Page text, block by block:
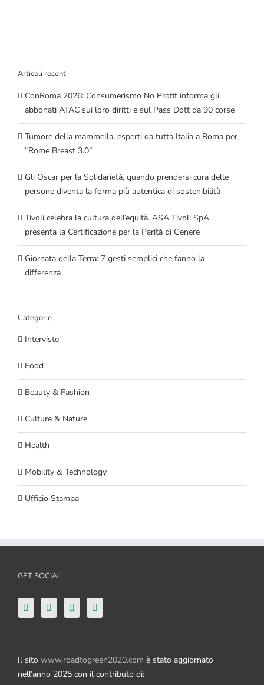
Articoli recenti
ConRoma 2026: Consumerismo No Profit informa gli
abbonati ATAC sui loro diritti e sul Pass Dott da 90 corse
Tumore della mammella, esperti da tutta Italia a Roma per
“Rome Breast 3.0”
Gli Oscar per la Solidarietà, quando prendersi cura delle
persone diventa la forma più autentica di sostenibilità
Tivoli celebra la cultura dell’equità. ASA Tivoli SpA
presenta la Certificazione per la Parità di Genere
Giornata della Terra: 7 gesti semplici che fanno la
differenza
Categorie
Interviste
Food
Beauty & Fashion
Culture & Nature
Health
Mobility & Technology
Ufficio Stampa
GET SOCIAL
Il sito www.roadtogreen2020.com è stato aggiornato
nell’anno 2025 con il contributo di: